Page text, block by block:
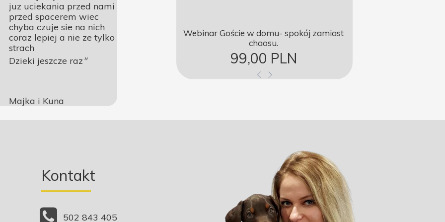
juz uciekania przed nami
przed spacerem wiec
chyba czuje sie na nich
coraz lepiej a nie ze tylko
strach
Dzieki jeszcze raz"
Majka i Kuna
Webinar Goście w domu- spokój zamiast
chaosu.
99,00 PLN
Kontakt
502 843 405